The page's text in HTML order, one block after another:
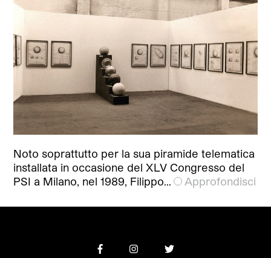
Noto soprattutto per la sua piramide telematica
installata in occasione del XLV Congresso del
PSI a Milano, nel 1989, Filippo…
Approfondisci